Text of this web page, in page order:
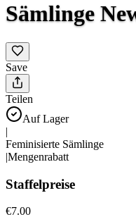
Sämlinge
Save
Teilen
Auf Lager
|
Feminisierte Sämlinge
|Mengenrabatt
Staffelpreise
€7.00